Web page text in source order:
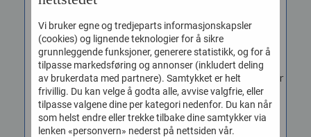
...
Vare nr. 20394014
Flightcase spesialbygget
for Zero 88 FLX S24
lysmikser. Mikser kan
brukes i basen....
Flightcase
Vare nr. 20394012
Flightcase designet
spesielt for Zero88 Jester
ML24 lysmikser. Jester
ML24 kan...
4.890,-
Vi bruker egne og tredjeparts informasjonskapsler
(cookies) og lignende teknologier for å sikre
grunnleggende funksjoner, generere statistikk, og for å
tilpasse markedsføring og annonser (inkludert deling
av brukerdata med partnere). Samtykket er helt
frivillig. Du kan velge å godta alle, avvise valgfrie, eller
tilpasse valgene dine per kategori nedenfor. Du kan når
som helst endre eller trekke tilbake dine samtykker via
lenken «personvern» nederst på nettsiden vår.